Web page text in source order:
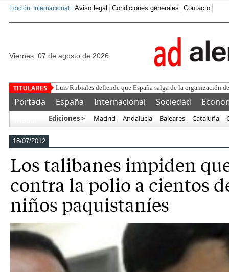
Edición: Internacional | Aviso legal Condiciones generales Contacto
viernes, 07 de agosto de 2026
¿Para qué sirve un Ejército
Portada España Internacional Sociedad
Ediciones > Madrid Andalucía Baleares Cataluña
18/07/2012
Los talibanes impiden
contra la polio a cientos
niños paquistaníes